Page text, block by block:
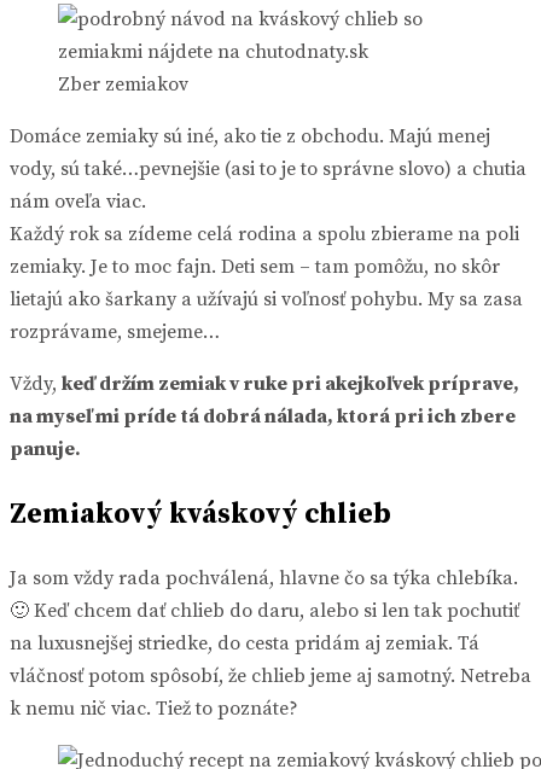
Zber zemiakov
Domáce zemiaky sú iné, ako tie z obchodu. Majú menej
vody, sú také…pevnejšie (asi to je to správne slovo) a chutia
nám oveľa viac.
Každý rok sa zídeme celá rodina a spolu zbierame na poli
zemiaky. Je to moc fajn. Deti sem – tam pomôžu, no skôr
lietajú ako šarkany a užívajú si voľnosť pohybu. My sa zasa
rozprávame, smejeme…
Vždy, keď držím zemiak v ruke pri akejkoľvek príprave,
na myseľ mi príde tá dobrá nálada, ktorá pri ich zbere
panuje.
Zemiakový kváskový chlieb
Ja som vždy rada pochválená, hlavne čo sa týka chlebíka.
🙂 Keď chcem dať chlieb do daru, alebo si len tak pochutiť
na luxusnejšej striedke, do cesta pridám aj zemiak. Tá
vláčnosť potom spôsobí, že chlieb jeme aj samotný. Netreba
k nemu nič viac. Tiež to poznáte?